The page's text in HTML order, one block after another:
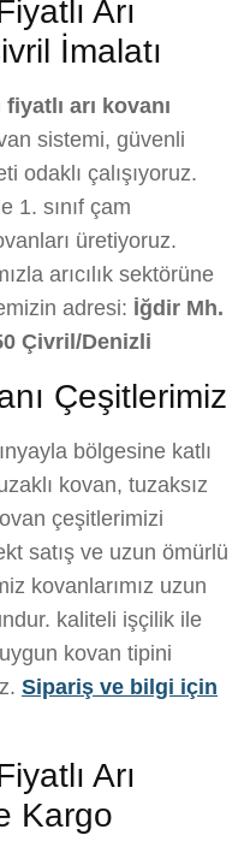
Arı
İmalatı
arı kovanı
sistemi, güvenli
odaklı çalışıyoruz.
1. sınıf çam
üretiyoruz.
arıcılık sektörüne
adresi: İğdir Mh.
Çivril/Denizli
Çeşitlerimiz
bölgesine katlı
kovan, tuzaksız
çeşitlerimizi
satış ve uzun ömürlü
kovanlarımız uzun
kaliteli işçilik ile
kovan tipini
Sipariş ve bilgi için
Arı
Kargo